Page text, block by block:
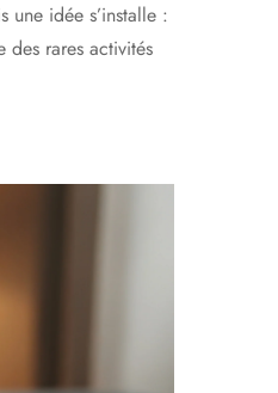
idée s’installe :
des rares activités